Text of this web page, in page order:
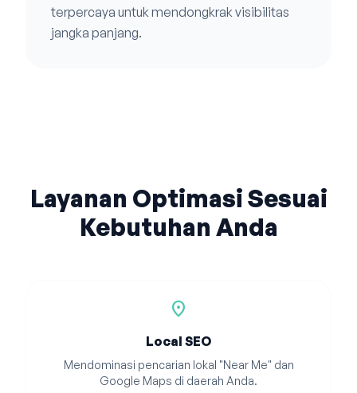
terpercaya untuk mendongkrak visibilitas
jangka panjang.
Layanan Optimasi Sesuai
Kebutuhan Anda
location_on
Local SEO
Mendominasi pencarian lokal "Near Me" dan
Google Maps di daerah Anda.